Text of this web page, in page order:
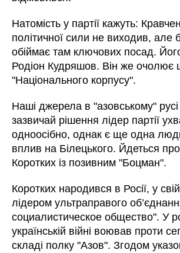
Натомість у партії кажуть:
політичної сили не виходив, але
обіймає там ключових посад.
Родіон Кудряшов. Він же очолює
"Національного корпусу".
Наші джерела в "азовському"
зазвичай рішення лідер партії
одноосібно, однак є ще одна
вплив на Білецького. Йдеться
Коротких із позивним "Боцман".
Коротких народився в Росії, у
лідером ультраправого
социалистическое общество". У
українській війні воював проти
складі полку "Азов". Згодом